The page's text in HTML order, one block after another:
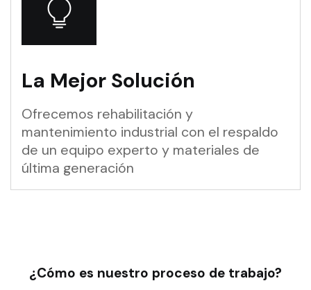
La Mejor Solución
Ofrecemos rehabilitación y
mantenimiento industrial con el respaldo
de un equipo experto y materiales de
última generación
¿Cómo es nuestro proceso de trabajo?